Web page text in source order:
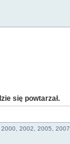
się powtarzał.
2002, 2005, 2007